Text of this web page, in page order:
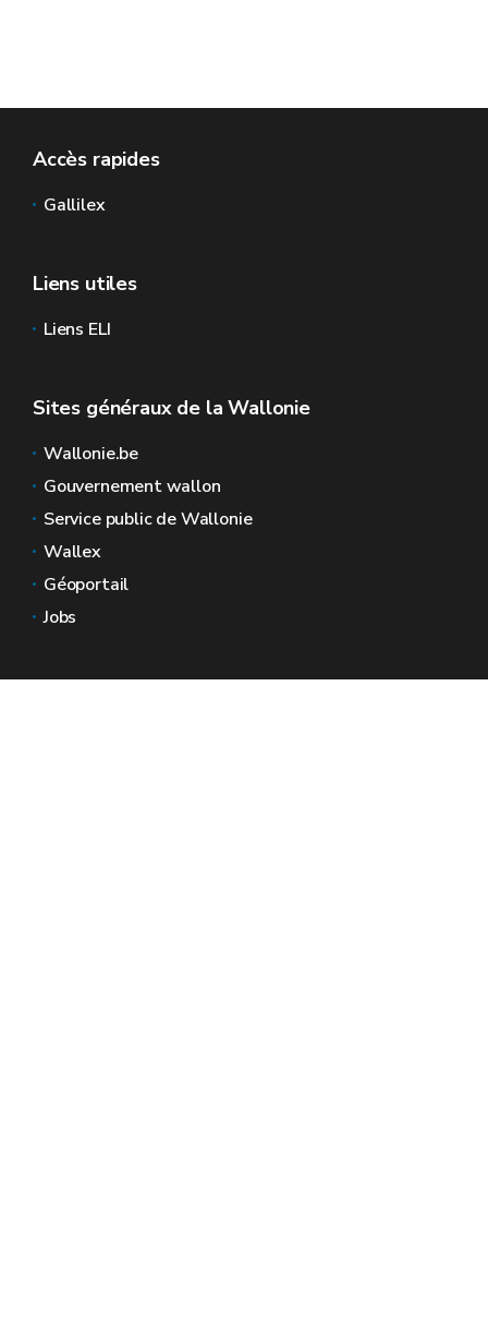
Accès rapides
Gallilex
Liens utiles
Liens ELI
Sites généraux de la Wallonie
Wallonie.be
Gouvernement wallon
Service public de Wallonie
Wallex
Géoportail
Jobs